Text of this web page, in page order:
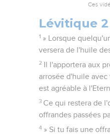
Ces
Lévitique 2
1 » Lorsque
versera de l'huile
2
Il l'apportera aux
arrosée d'huile
est agréable à
3 Ce qui restera de
offrandes passées
4 » Si tu fais une